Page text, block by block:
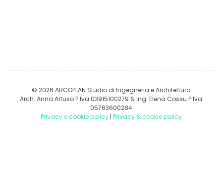
© 2026 ARCOPLAN Studio di Ingegneria e Architettura
Arch. Anna Artuso P.Iva 03915100279 & Ing. Elena Cossu P.Iva
05763600284
Privacy e cookie policy| Privacy & cookie policy